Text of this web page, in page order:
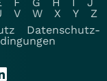
F G H I
J
V W X Y
Z
Datenschutz-